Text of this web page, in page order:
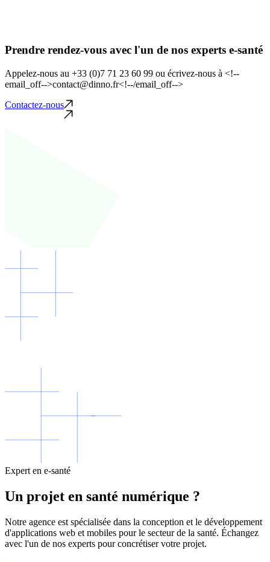
Prendre rendez-vous avec l'un de nos experts e-santé
Appelez-nous au +33 (0)7 71 23 60 99 ou écrivez-nous à <!--
email_off-->contact@dinno.fr<!--/email_off-->
Contactez-nous
Expert en e-santé
Un projet en santé numérique ?
Notre agence est spécialisée dans la conception et le développement
d'applications web et mobiles pour le secteur de la santé. Échangez
avec l'un de nos experts pour concrétiser votre projet.